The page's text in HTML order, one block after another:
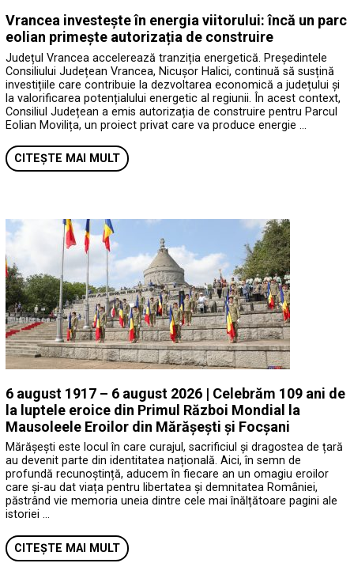
Vrancea investește în energia viitorului: încă un parc
eolian primește autorizația de construire
Județul Vrancea accelerează tranziția energetică. Președintele
Consiliului Județean Vrancea, Nicușor Halici, continuă să susțină
investițiile care contribuie la dezvoltarea economică a județului și
la valorificarea potențialului energetic al regiunii. În acest context,
Consiliul Județean a emis autorizația de construire pentru Parcul
Eolian Movilița, un proiect privat care va produce energie …
CITEȘTE MAI MULT
6 august 1917 – 6 august 2026 | Celebrăm 109 ani de
la luptele eroice din Primul Război Mondial la
Mausoleele Eroilor din Mărășești și Focșani
Mărășești este locul în care curajul, sacrificiul și dragostea de țară
au devenit parte din identitatea națională. Aici, în semn de
profundă recunoștință, aducem în fiecare an un omagiu eroilor
care și-au dat viața pentru libertatea și demnitatea României,
păstrând vie memoria uneia dintre cele mai înălțătoare pagini ale
istoriei …
CITEȘTE MAI MULT